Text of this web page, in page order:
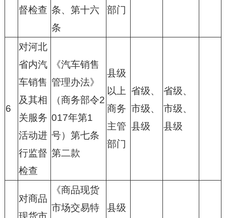
督检查 条、第十六
条
部门
6
对河北
省内汽
车销售
及其相
关服务
活动进
行监督
检查
《汽车销售
管理办法》
（商务部令2
017年第1
号）第七条
第二款
县级
以上
商务
主管
部门
省级、
市级、
县级
省级、
市级、
县级
对商品
《商品现货
市场交易特
县级